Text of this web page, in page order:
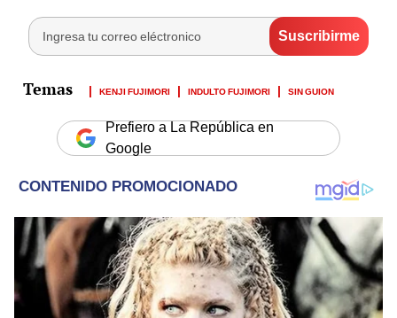
KENJI FUJIMORI INDULTO FUJIMORI SIN GUION
Prefiero a La República en
Google